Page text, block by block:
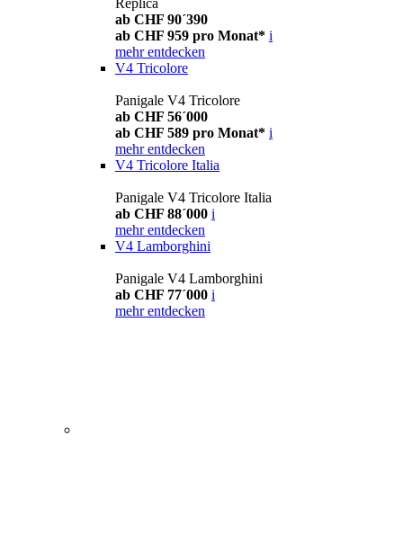
Replica
ab CHF 90´390
ab CHF 959 pro Monat* i
mehr entdecken
V4 Tricolore
Panigale V4 Tricolore
ab CHF 56´000
ab CHF 589 pro Monat* i
mehr entdecken
V4 Tricolore Italia
Panigale V4 Tricolore Italia
ab CHF 88´000 i
mehr entdecken
V4 Lamborghini
Panigale V4 Lamborghini
ab CHF 77´000 i
mehr entdecken